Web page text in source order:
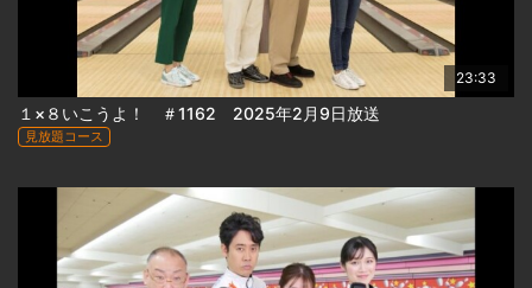
23:33
１×８いこうよ！ ＃1162 2025年2月9日放送
見放題コース